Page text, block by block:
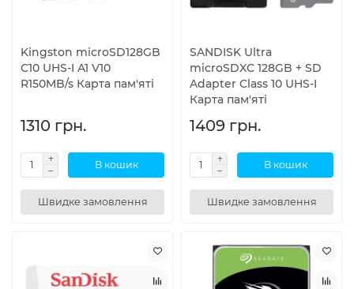
Kingston microSD128GB
C10 UHS-I A1 V10
R150MB/s Карта пам'яті
1310 грн.
В кошик
Швидке замовлення
SANDISK Ultra
microSDXC 128GB + SD
Adapter Class 10 UHS-I
Карта пам'яті
1409 грн.
В кошик
Швидке замовлення